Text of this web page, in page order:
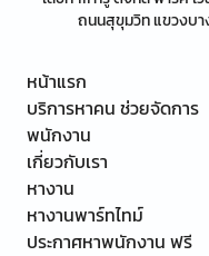
ถนนสุขุมวิท แขวงบา
หน้าแรก
บริการหาคน ช่วยจัดการ
พนักงาน
เกี่ยวกับเรา
หางาน
หางานพาร์ทไทม์
ประกาศหาพนักงาน ฟรี